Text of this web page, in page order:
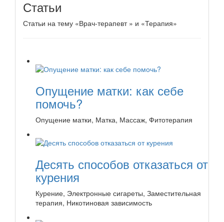
Статьи
Статьи на тему «Врач-терапевт » и «Терапия»
Опущение матки: как себе
помочь?
Опущение матки, Матка, Массаж, Фитотерапия
Десять способов отказаться от
курения
Курение, Электронные сигареты, Заместительная
терапия, Никотиновая зависимость